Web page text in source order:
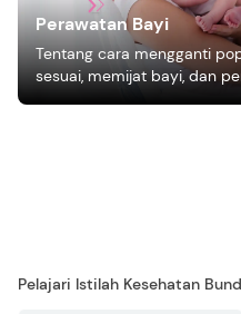
Perawatan Bayi
Tentang cara mengganti
sesuai, memijat bayi, dan
bagi pertumbuhan bayi.
Pelajari Istilah Kesehatan